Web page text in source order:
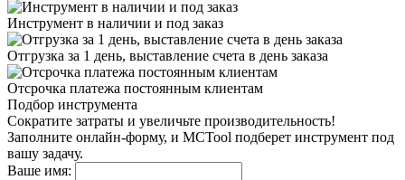
Инструмент в наличии и под заказ
Отгрузка за 1 день, выставление счета в день заказа
Отсрочка платежа постоянным клиентам
Подбор инструмента
Сократите затраты и увеличьте производительность!
Заполните онлайн-форму, и MCTool подберет инструмент под
вашу задачу.
Ваше имя: